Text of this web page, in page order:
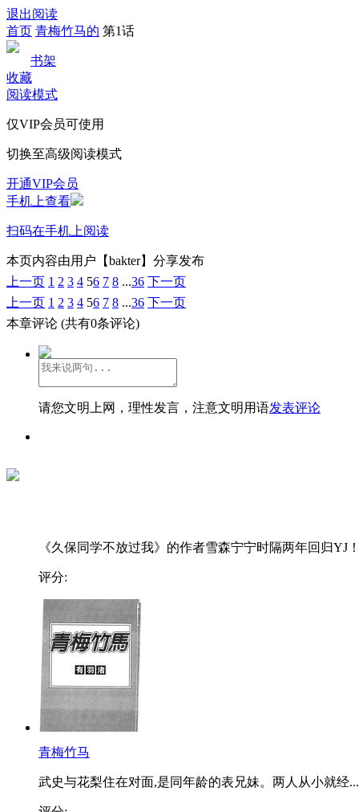
退出阅读
首页 青梅竹马的 第1话
书架
收藏
阅读模式
仅VIP会员可使用
切换至高级阅读模式
开通VIP会员
手机上查看
扫码在手机上阅读
本页内容由用户【bakter】分享发布
上一页 1 2 3 4 56 7 8 ...36 下一页
上一页 1 2 3 4 56 7 8 ...36 下一页
本章评论 (共有0条评论)
请您文明上网，理性发言，注意文明用语发表评论
《久保同学不放过我》的作者雪森宁宁时隔两年回归YJ
评分:
青梅竹马
武史与花梨住在对面,是同年龄的表兄妹。两人从小就经...